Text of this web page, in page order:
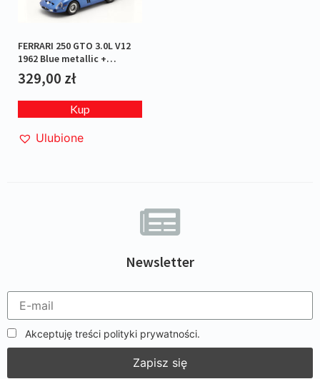
Newsletter
Akceptuję treści polityki prywatności.
FERRARI 250 GTO 3.0L V12
1962 Blue metallic +
kalkomanie
329,00 zł
Kup
Ulubione